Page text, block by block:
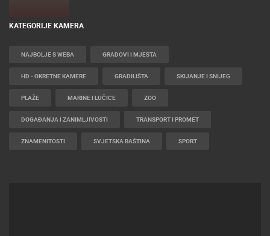
KATEGORIJE KAMERA
NAJBOLJE S WEBA GRADOVI I MJESTA
HD - OKRETNE KAMERE GRADILIŠTA SKIJANJE I SNIJEG
PLAŽE MARINE I LUČICE ZOO
DOGAĐANJA I ZANIMLJIVOSTI TRANSPORT I PROMET
ZNAMENITOSTI SVJETSKA BAŠTINA SPORT